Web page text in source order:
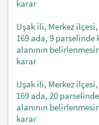
karar
Uşak ili, Merkez
169 ada, 9
alanının
karar
Uşak ili, Merkez
169 ada, 20
alanının
karar